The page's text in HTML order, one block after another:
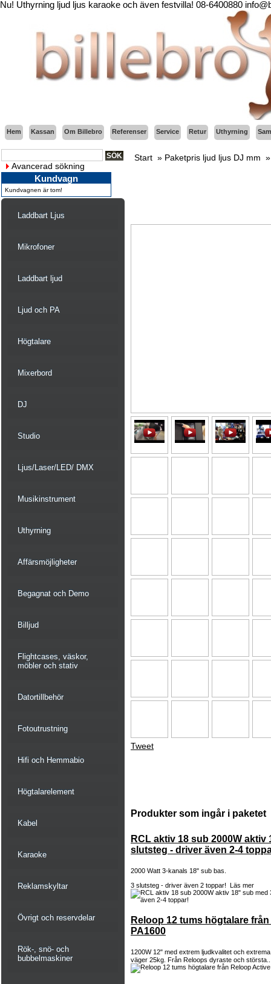
Nu! Uthyrning ljud ljus karaoke och även festvilla! 08-6400880
Hem Kassan Om Billebro Referenser Service Retur Uthyrning
Avancerad sökning
Kundvagn
Kundvagnen är tom!
Laddbart Ljus
Mikrofoner
Laddbart ljud
Ljud och PA
Högtalare
Mixerbord
DJ
Studio
Ljus/Laser/LED/ DMX
Musikinstrument
Uthyrning
Affärsmöjligheter
Begagnat och Demo
Billjud
Flightcases, väskor,
möbler och stativ
Datortillbehör
Fotoutrustning
Hifi och Hemmabio
Högtalarelement
Kabel
Karaoke
Reklamskyltar
Övrigt och reservdelar
Rök-, snö- och
bubbelmaskiner
Start » Paketpris ljud ljus DJ mm
Tweet
Produkter som ingår i paketet
RCL aktiv 18 sub 2000W aktiv
slutsteg - driver även 2-4
2000 Watt 3-kanals 18" sub bas.
3 slutsteg - driver även 2 toppar!
Läs mer
Reloop 12 tums högtalare
PA1600
1200W 12" med extrem ljudkvalitet och
väger 25kg. Från Reloops dyraste och